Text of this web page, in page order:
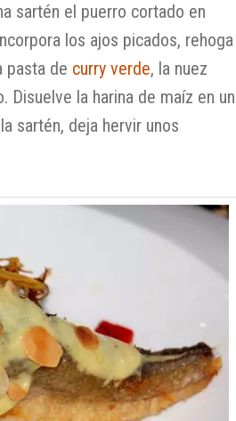
sartén el puerro cortado en
los ajos picados, rehoga
pasta de curry verde, la nuez
Disuelve la harina de maíz en un
sartén, deja hervir unos